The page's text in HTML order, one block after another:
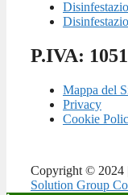
P.IVA:
Mappa del
Privacy
Cookie
Copyright © 2024 |
Solution Group